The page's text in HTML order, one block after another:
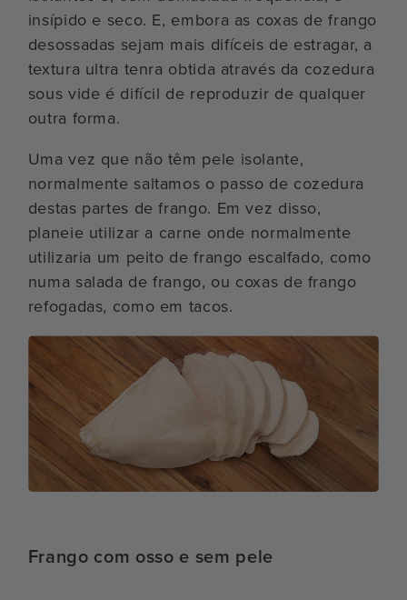
insípido e seco. E, embora as coxas de frango
desossadas sejam mais difíceis de estragar, a
textura ultra tenra obtida através da cozedura
sous vide é difícil de reproduzir de qualquer
outra forma.
Uma vez que não têm pele isolante,
normalmente saltamos o passo de cozedura
destas partes de frango. Em vez disso,
planeie utilizar a carne onde normalmente
utilizaria um peito de frango escalfado, como
numa salada de frango, ou coxas de frango
refogadas, como em tacos.
Frango com osso e sem pele